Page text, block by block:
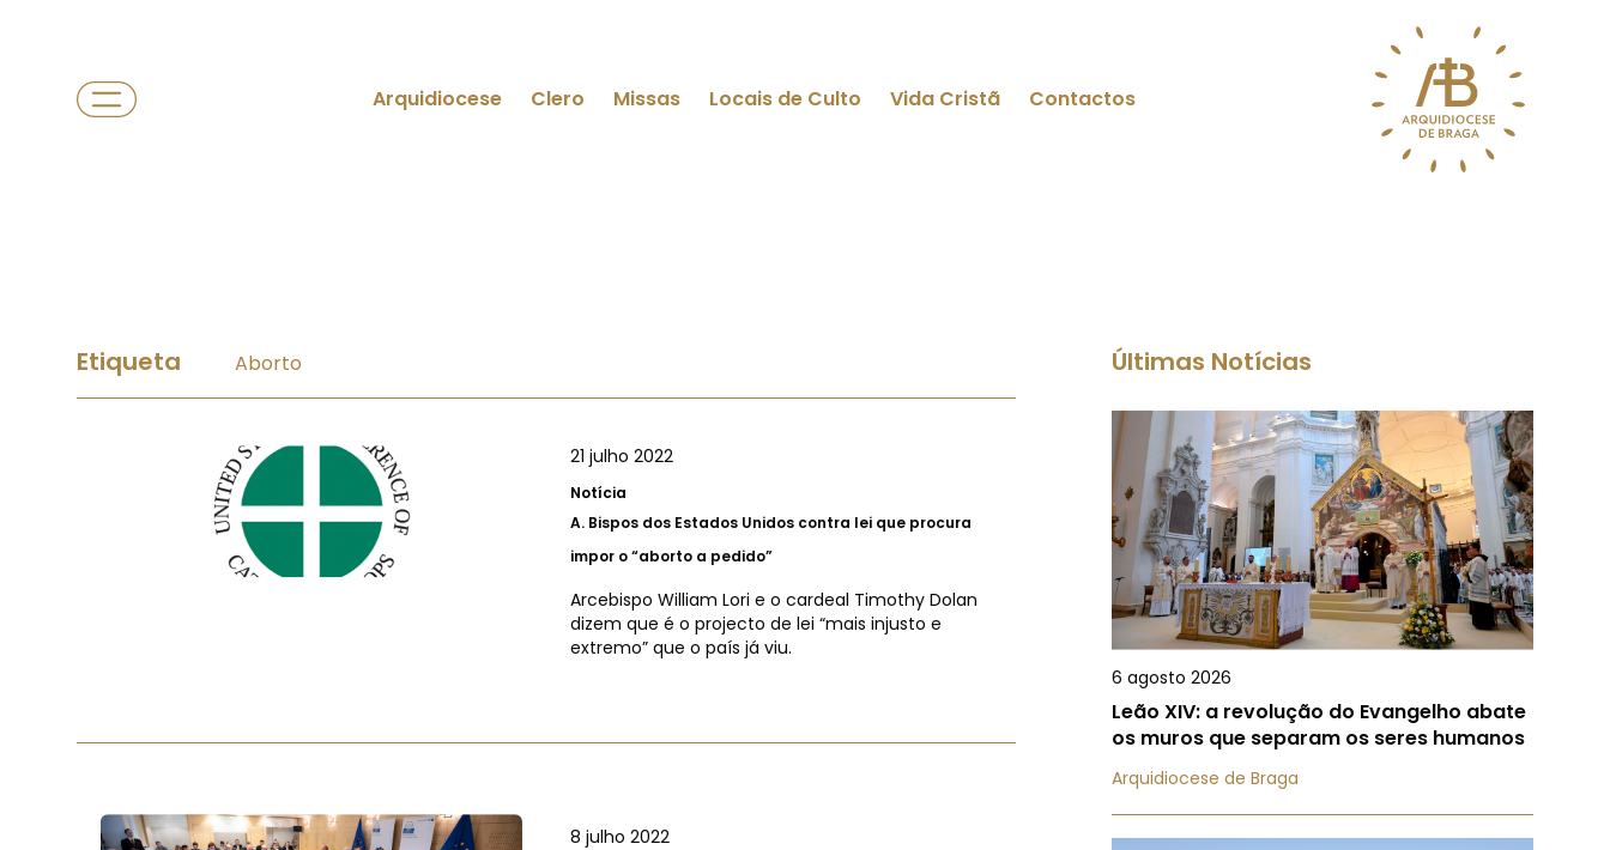
Arquidiocese Clero Missas Locais de Culto Vida Cristã Contactos
Etiqueta Aborto
21 julho 2022
Notícia
A. Bispos dos Estados Unidos contra lei que procura
impor o “aborto a pedido”
Arcebispo William Lori e o cardeal Timothy Dolan
dizem que é o projecto de lei “mais injusto e
extremo” que o país já viu.
8 julho 2022
Últimas Notícias
6 agosto 2026
Leão XIV: a revolução do Evangelho abate
os muros que separam os seres humanos
Arquidiocese de Braga